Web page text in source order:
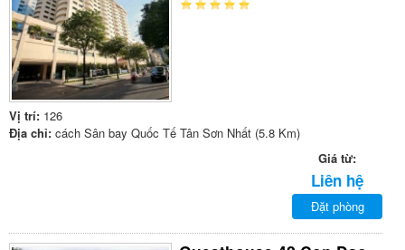
Vị trí: 126
Địa chỉ: cách Sân bay Quốc Tế Tân Sơn Nhất (5.8 Km)
Giá từ:
Liên hệ
Đặt phòng